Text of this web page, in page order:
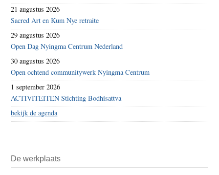
21 augustus 2026
Sacred Art en Kum Nye retraite
29 augustus 2026
Open Dag Nyingma Centrum Nederland
30 augustus 2026
Open ochtend communitywerk Nyingma Centrum
1 september 2026
ACTIVITEITEN Stichting Bodhisattva
bekijk de agenda
De werkplaats